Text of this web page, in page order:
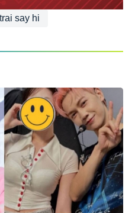
say hi